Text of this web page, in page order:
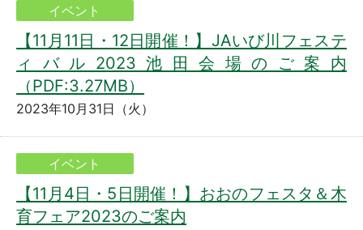
イベント
【11月11日・12日開催！】JAいび川フェステ
ィバル2023池田会場のご案内
（PDF:3.27MB）
2023年10月31日（火）
イベント
【11月4日・5日開催！】おおのフェスタ＆木
育フェア2023のご案内